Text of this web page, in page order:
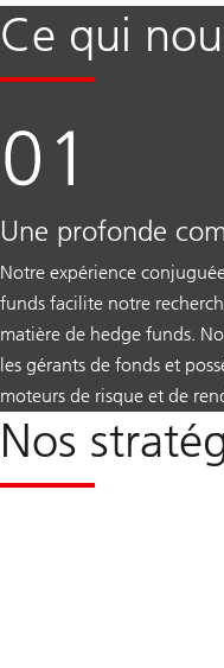
Ce qui
Une profonde
Notre expérience
funds facilite notre
matière de hedge funds.
les gérants de fonds et
moteurs de risque et de
Nos